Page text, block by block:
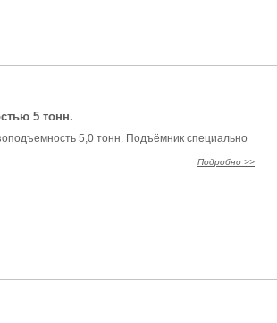
5 тонн.
5,0 тонн. Подъёмник специально
Подробно >>